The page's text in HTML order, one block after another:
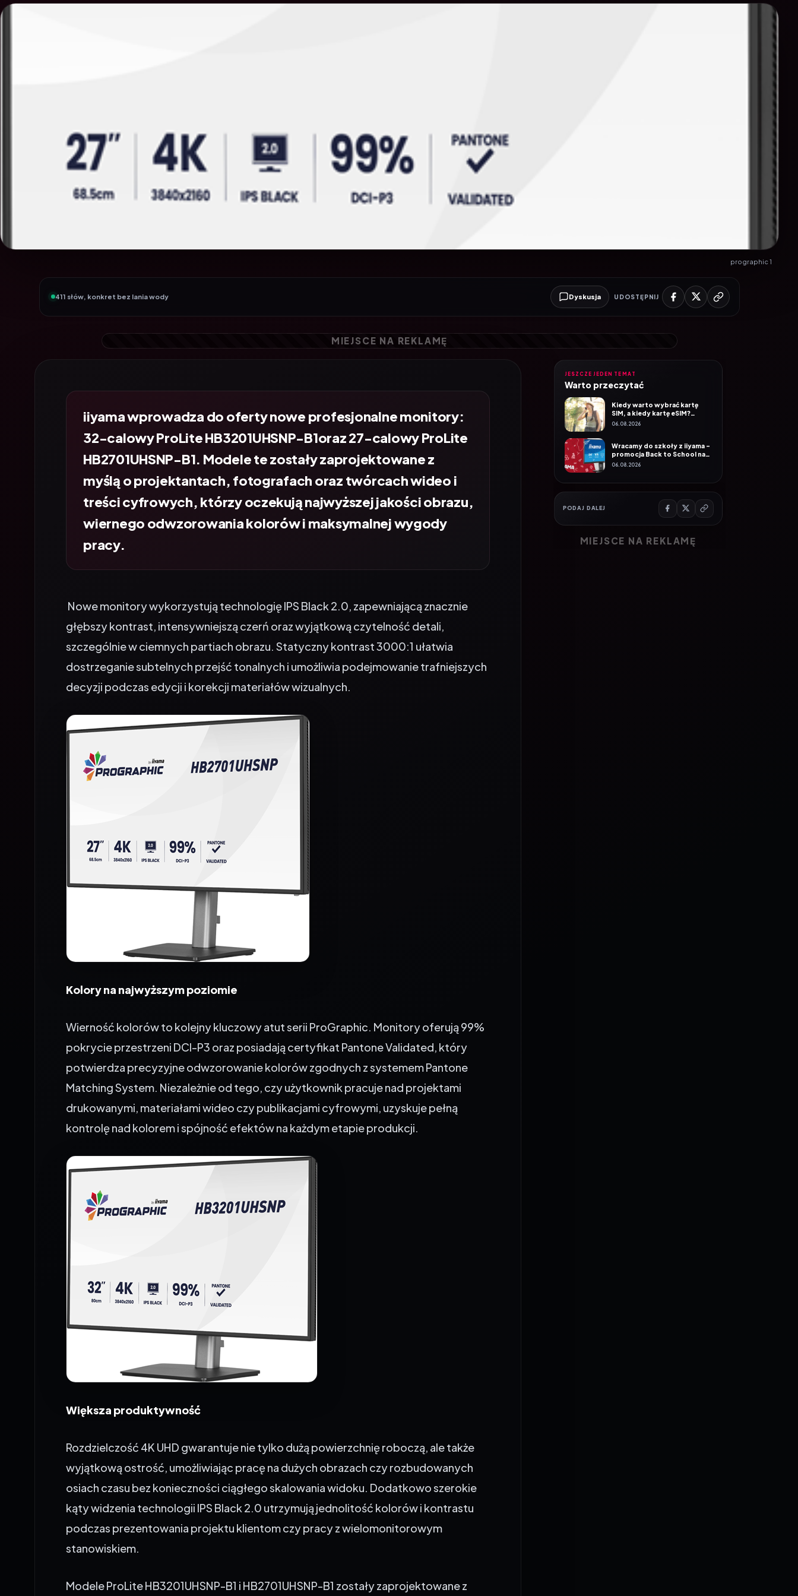
prographic 1
411 słów, konkret bez lania wody Dyskusja UDOSTĘPNIJ
32-calowy ProLite HB3201UHSNP-B1oraz 27-calowy ProLite
HB2701UHSNP-B1. Modele te zostały zaprojektowane z
myślą o projektantach, fotografach oraz twórcach wideo i
treści cyfrowych, którzy oczekują najwyższej jakości obrazu,
wiernego odwzorowania kolorów i maksymalnej wygody
pracy.
głębszy kontrast, intensywniejszą czerń oraz wyjątkową czytelność detali,
szczególnie w ciemnych partiach obrazu. Statyczny kontrast 3000:1 ułatwia
dostrzeganie subtelnych przejść tonalnych i umożliwia podejmowanie trafniejszych
decyzji podczas edycji i korekcji materiałów wizualnych.
pokrycie przestrzeni DCI-P3 oraz posiadają certyfikat Pantone Validated, który
potwierdza precyzyjne odwzorowanie kolorów zgodnych z systemem Pantone
Matching System. Niezależnie od tego, czy użytkownik pracuje nad projektami
drukowanymi, materiałami wideo czy publikacjami cyfrowymi, uzyskuje pełną
kontrolę nad kolorem i spójność efektów na każdym etapie produkcji.
wyjątkową ostrość, umożliwiając pracę na dużych obrazach czy rozbudowanych
osiach czasu bez konieczności ciągłego skalowania widoku. Dodatkowo szerokie
kąty widzenia technologii IPS Black 2.0 utrzymują jednolitość kolorów i kontrastu
podczas prezentowania projektu klientom czy pracy z wielomonitorowym
stanowiskiem.
myślą o wysokiej produktywności. Wbudowana stacja dokująca USB-C,
Warto przeczytać
Kiedy warto wybrać kartę
Poradnik Mobile Vikings
06.08.2026
wybrane monitory
06.08.2026
PODAJ DALEJ